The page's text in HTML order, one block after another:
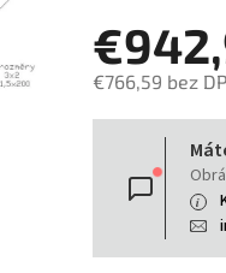
€766,59 bez
Jednotková